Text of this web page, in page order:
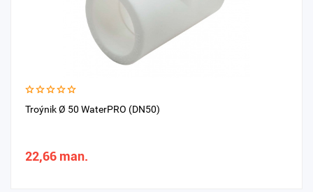
Troýnik Ø 50 WaterPRO (DN50)
22,66 man.